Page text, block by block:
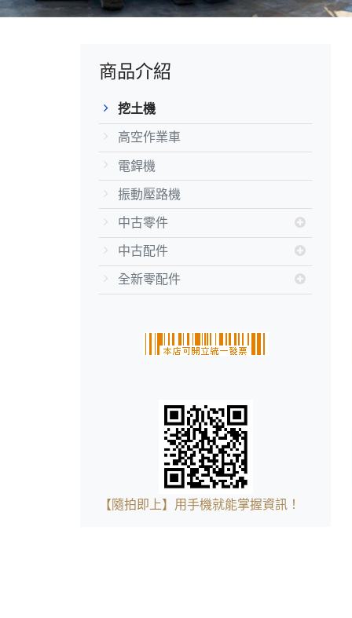
商品介紹
挖土機
高空作業車
電銲機
振動壓路機
中古零件
中古配件
全新零配件
【隨拍即上】用手機就能掌握資訊！